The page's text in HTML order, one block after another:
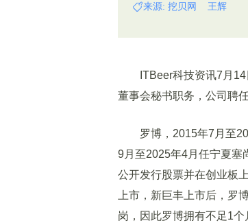
来源: 挖贝网 王辉
ITBeer科技资讯7月
董事会秘书职务，公司聘
罗博，2015年7月至
9月至2025年4月任宁夏塞
公开发行股票并在创业板
上市，新巨丰上市后，罗
岗，因此罗博拥有不足1个